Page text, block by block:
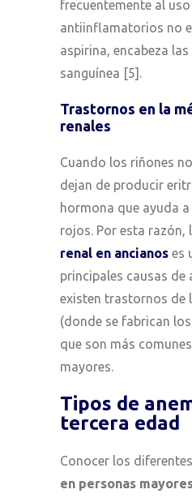
frecuentemente al
antiinflamatorios no
aspirina, encabeza
sanguínea [5].
Trastornos en la
renales
Cuando los riñones
dejan de producir
hormona que ayuda
rojos. Por esta razón,
renal en ancianos es
principales causas de
existen trastornos de
(donde se fabrican
que son más
mayores.
Tipos de
tercera edad
Conocer los diferentes
en personas